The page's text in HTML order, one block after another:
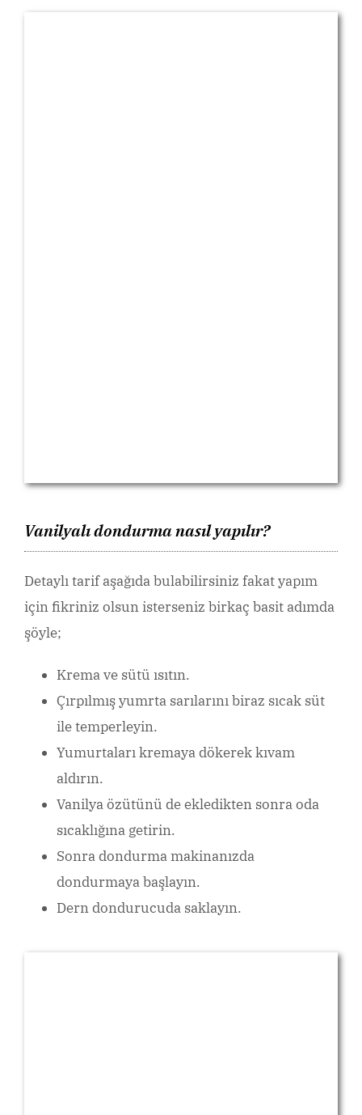
Vanilyalı dondurma nasıl yapılır?
Detaylı tarif aşağıda bulabilirsiniz fakat yapım
için fikriniz olsun isterseniz birkaç basit adımda
şöyle;
Krema ve sütü ısıtın.
Çırpılmış yumrta sarılarını biraz sıcak süt
ile temperleyin.
Yumurtaları kremaya dökerek kıvam
aldırın.
Vanilya özütünü de ekledikten sonra oda
sıcaklığına getirin.
Sonra dondurma makinanızda
dondurmaya başlayın.
Dern dondurucuda saklayın.